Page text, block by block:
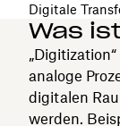
Digitale
Was
analoge
digitalen
werden.